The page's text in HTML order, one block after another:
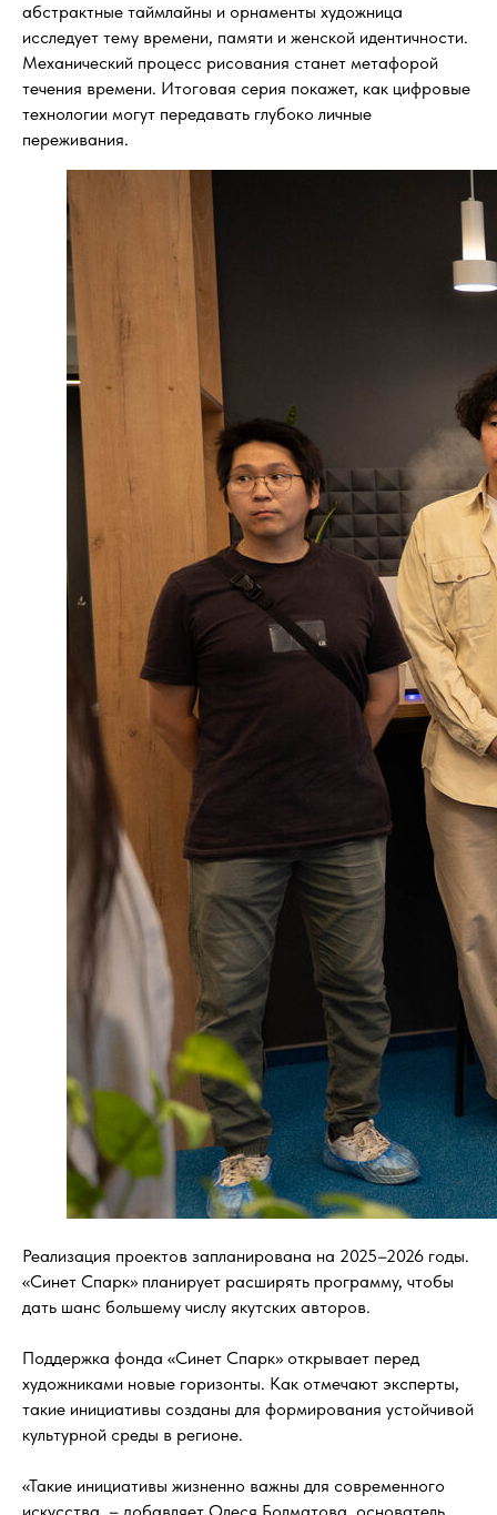
абстрактные таймлайны и орнаменты художница
исследует тему времени, памяти и женской идентичности.
Механический процесс рисования станет метафорой
течения времени. Итоговая серия покажет, как цифровые
технологии могут передавать глубоко личные
переживания.
Реализация проектов запланирована на 2025–2026 годы.
«Синет Спарк» планирует расширять программу, чтобы
дать шанс большему числу якутских авторов.
Поддержка фонда «Синет Спарк» открывает перед
художниками новые горизонты. Как отмечают эксперты,
такие инициативы созданы для формирования устойчивой
культурной среды в регионе.
«Такие инициативы жизненно важны для современного